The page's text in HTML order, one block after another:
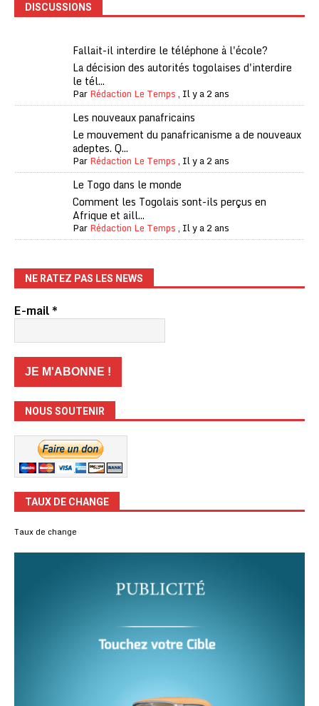
DISCUSSIONS
Fallait-il interdire le téléphone à l'école?
La décision des autorités togolaises d'interdire
le tél...
ParRédaction Le Temps, Il y a 2 ans
Les nouveaux panafricains
Le mouvement du panafricanisme a de nouveaux
adeptes. Q...
ParRédaction Le Temps, Il y a 2 ans
Le Togo dans le monde
Comment les Togolais sont-ils perçus en
Afrique et aill...
ParRédaction Le Temps, Il y a 2 ans
NE RATEZ PAS LES NEWS
E-mail*
NOUS SOUTENIR
TAUX DE CHANGE
Taux de change